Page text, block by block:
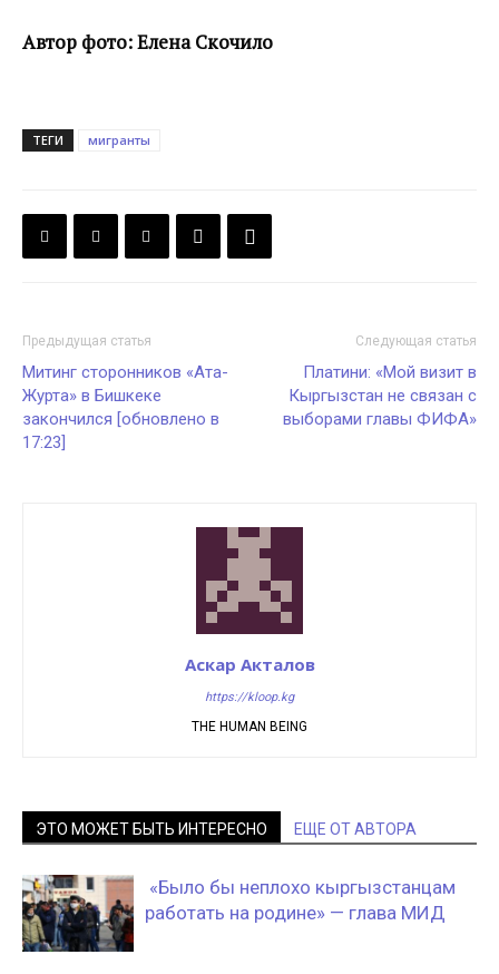
Автор фото: Елена Скочило
ТЕГИ мигранты
Предыдущая статья
Митинг сторонников «Ата-
Журта» в Бишкеке
закончился [обновлено в
17:23]
Следующая статья
Платини: «Мой визит в
Кыргызстан не связан с
выборами главы ФИФА»
Аскар Акталов
https://kloop.kg
THE HUMAN BEING
ЭТО МОЖЕТ БЫТЬ ИНТЕРЕСНО ЕЩЕ ОТ АВТОРА
«Было бы неплохо кыргызстанцам
работать на родине» — глава МИД